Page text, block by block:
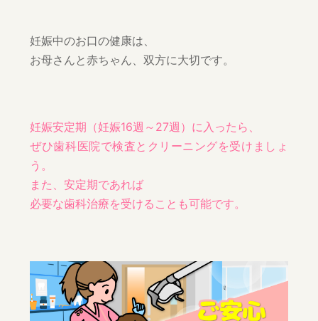
妊娠中のお口の健康は、
お母さんと赤ちゃん、双方に大切です。
妊娠安定期（妊娠16週～27週）に入ったら、
ぜひ歯科医院で検査とクリーニングを受けましょ
う。
また、安定期であれば
必要な歯科治療を受けることも可能です。